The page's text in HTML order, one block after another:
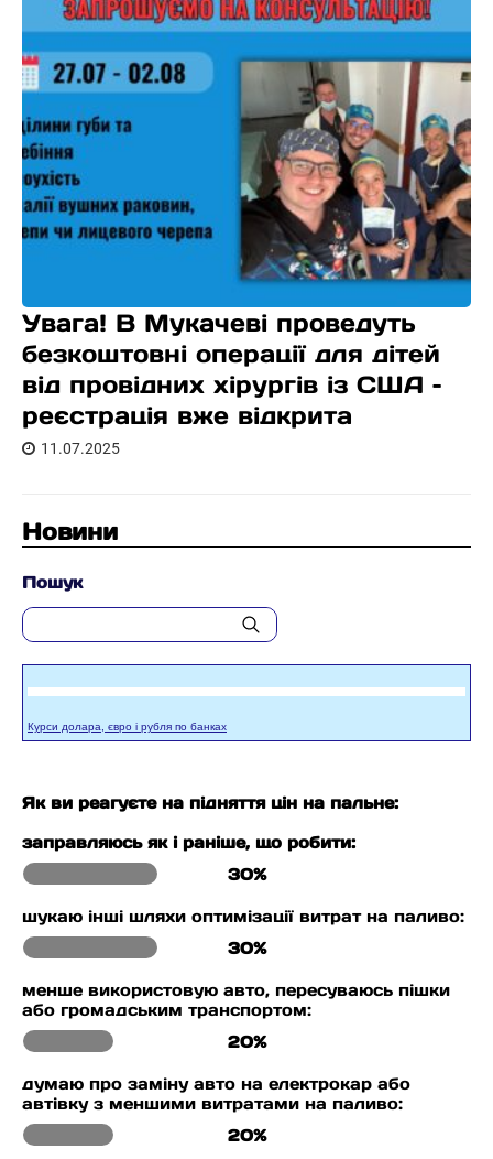
Увага! В Мукачеві проведуть
безкоштовні операції для дітей
від провідних хірургів із США –
реєстрація вже відкрита
11.07.2025
Новини
Пошук
Курси долара, євро і рубля по банках
Як ви реагуєте на підняття цін на пальне:
заправляюсь як і раніше, що робити:
30%
шукаю інші шляхи оптимізації витрат на паливо:
30%
менше використовую авто, пересуваюсь пішки
або громадським транспортом:
20%
думаю про заміну авто на електрокар або
автівку з меншими витратами на паливо:
20%